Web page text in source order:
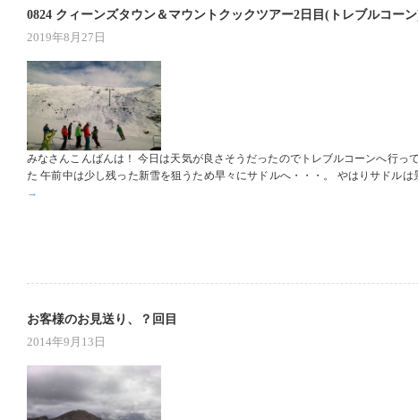
0824 クィーンズタウン＆マウントクックツアー2日目(トレブルコー
2019年8月27日
みなさんこんばんは！ 今日は天気が良さそうだったのでトレブルコーンへ行っ
た 午前中は少し残った新雪を狙うため早々にサドルへ・・・。 やはりサドル
→
お客様のお見送り、？回目
2014年9月13日